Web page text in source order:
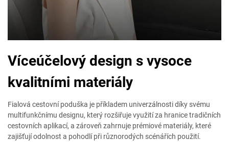
Víceúčelový design s vysoce
kvalitními materiály
Fialová cestovní poduška je příkladem univerzálnosti díky svému
multifunkčnímu designu, který rozšiřuje využití za hranice tradičních
cestovních aplikací, a zároveň zahrnuje prémiové materiály, které
zajišťují odolnost a pohodlí při různorodých scénářích použití.